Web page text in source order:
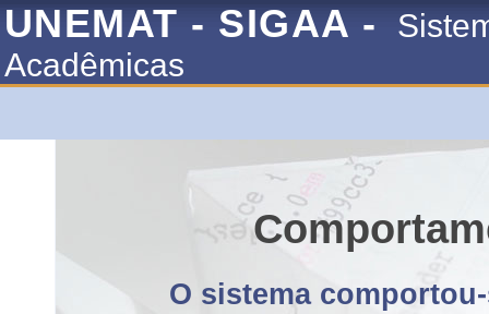
UNEMAT - SIGAA -
Acadêmicas
O sistema